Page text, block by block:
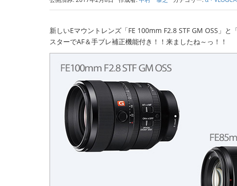
新しいEマウントレンズ「FE 100mm F2.8 STF GM OSS」
スターでAF＆手ブレ補正機能付き！！来ましたね～っ！！